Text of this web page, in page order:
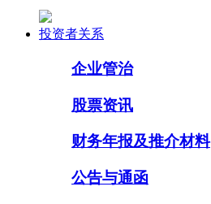
投资者关系
企业管治
股票资讯
财务年报及推介材料
公告与通函